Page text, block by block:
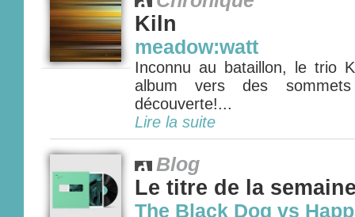
Kiln
meadow:watt
Inconnu au bataillon, le trio
album vers des
découverte!...
Lire la suite
Blog
Le titre de la
The Black Dog vs